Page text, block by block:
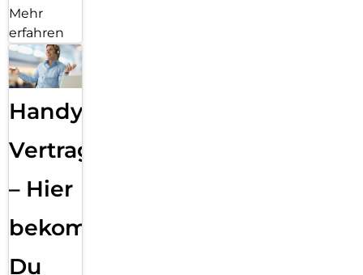
Mehr
erfahren
Handy
Vertragsabwicklung
– Hier
bekommst
Du